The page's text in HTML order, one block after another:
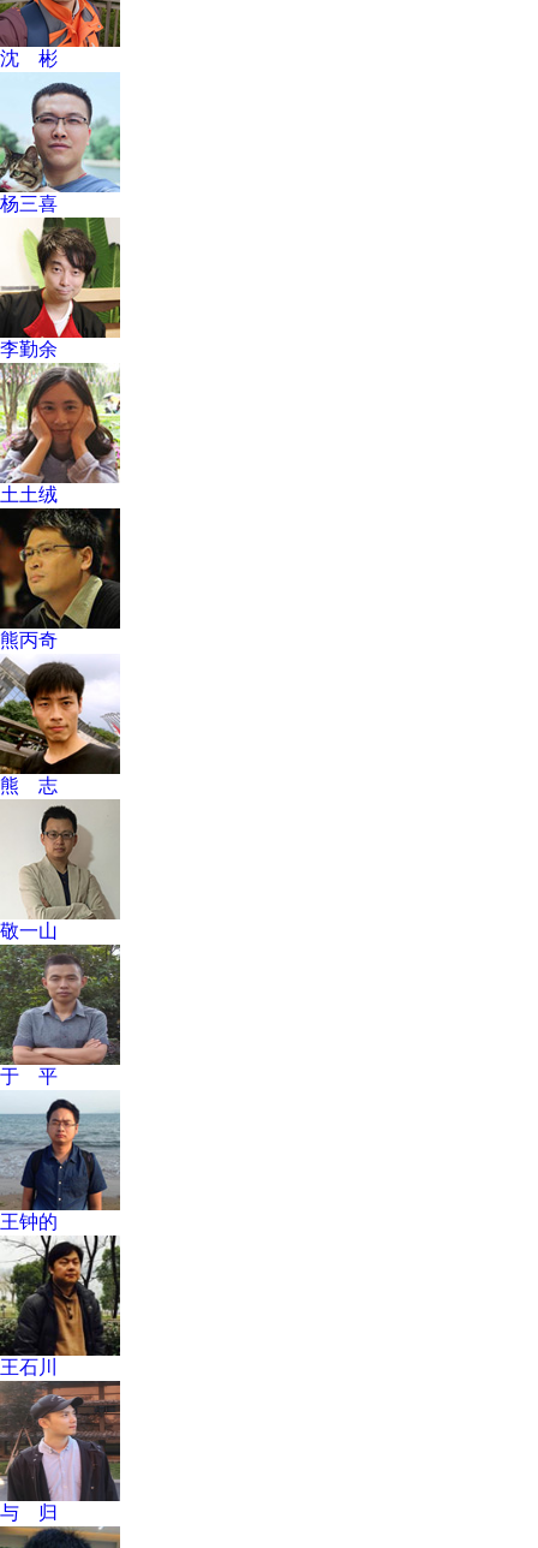
沈 彬
杨三喜
李勤余
土土绒
熊丙奇
熊 志
敬一山
于 平
王钟的
王石川
与 归